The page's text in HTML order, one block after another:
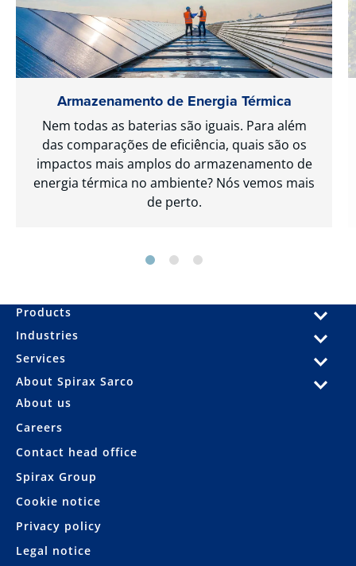
Armazenamento de Energia Térmica
Nem todas as baterias são iguais. Para além
das comparações de eficiência, quais são os
impactos mais amplos do armazenamento de
energia térmica no ambiente? Nós vemos mais
de perto.
Products
Industries
Services
About Spirax Sarco
About us
Careers
Contact head office
Spirax Group
Cookie notice
Privacy policy
Legal notice